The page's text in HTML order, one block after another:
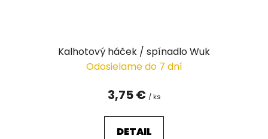
Kalhotový háček / spínadlo Wuk
Odosielame do 7 dní
3,75 € / ks
DETAIL